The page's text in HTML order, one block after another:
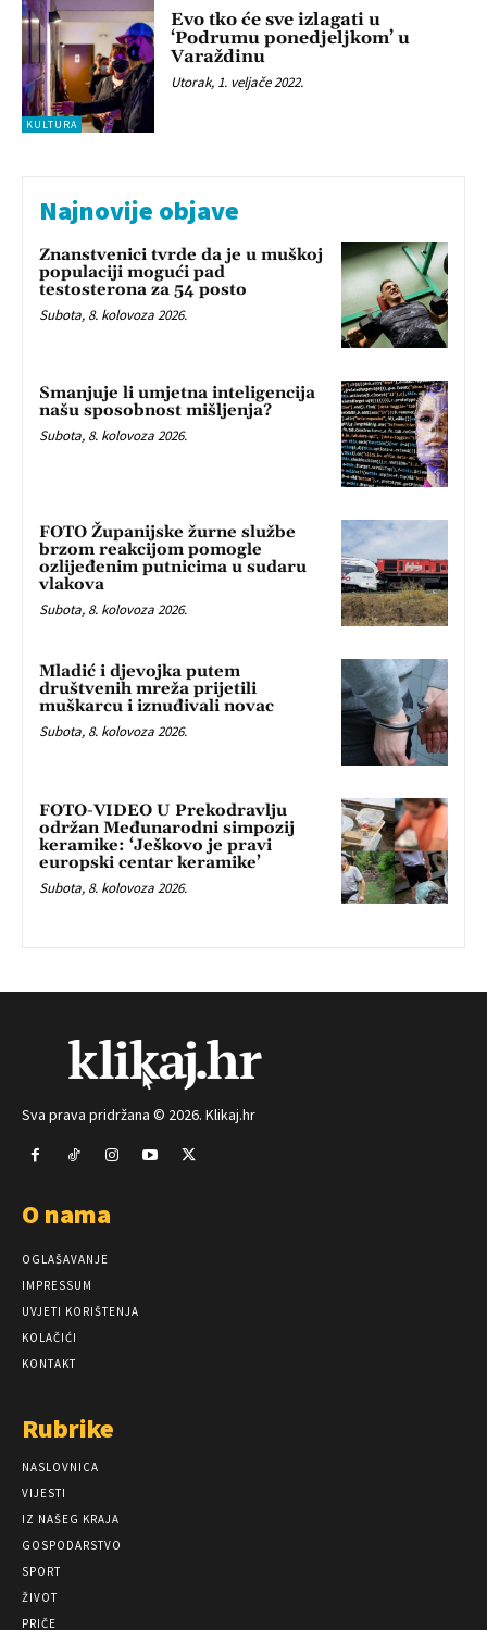
KULTURA
Evo tko će sve izlagati u
‘Podrumu ponedjeljkom’ u
Varaždinu
Utorak, 1. veljače 2022.
Najnovije objave
Znanstvenici tvrde da je u muškoj
populaciji mogući pad
testosterona za 54 posto
Subota, 8. kolovoza 2026.
Smanjuje li umjetna inteligencija
našu sposobnost mišljenja?
Subota, 8. kolovoza 2026.
FOTO Županijske žurne službe
brzom reakcijom pomogle
ozlijeđenim putnicima u sudaru
vlakova
Subota, 8. kolovoza 2026.
Mladić i djevojka putem
društvenih mreža prijetili
muškarcu i iznuđivali novac
Subota, 8. kolovoza 2026.
FOTO-VIDEO U Prekodravlju
održan Međunarodni simpozij
keramike: ‘Ješkovo je pravi
europski centar keramike’
Subota, 8. kolovoza 2026.
Sva prava pridržana © 2026. Klikaj.hr
O nama
OGLAŠAVANJE
IMPRESSUM
UVJETI KORIŠTENJA
KOLAČIĆI
KONTAKT
Rubrike
NASLOVNICA
VIJESTI
IZ NAŠEG KRAJA
GOSPODARSTVO
SPORT
ŽIVOT
PRIČE